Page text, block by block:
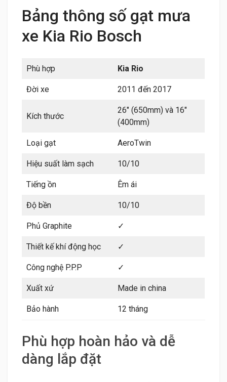
Bảng thông số gạt mưa
xe Kia Rio Bosch
Phù hợp Kia Rio
Đời xe 2011 đến 2017
Kích thước
26″ (650mm) và 16″
(400mm)
Loại gạt AeroTwin
Hiệu suất làm sạch 10/10
Tiếng ồn Êm ái
Độ bền 10/10
Phủ Graphite ✓
Thiết kế khí động học ✓
Công nghệ P.P.P ✓
Xuất xứ Made in china
Bảo hành 12 tháng
Phù hợp hoàn hảo và dễ
dàng lắp đặt